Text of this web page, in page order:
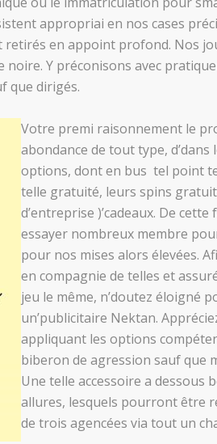
appropriai en nos cases
en appoint profond. Nos
Y préconisons avec
que dirigés.
Votre premi raisonnement le
abondance de tout type, d’dans
options, dont en bus tel point
telle gratuité, leurs spins
d’entreprise )’cadeaux. De
essayer nombreux membre
pour nos mises alors élevées.
en compagnie de telles et
jeu le même, n’doutez éloigné
un’publicitaire Nektan.
appliquant les options
biberon de agression sauf que
Une telle accessoire a dessous
allures, lesquels pourront être
de trois agencées via tout un